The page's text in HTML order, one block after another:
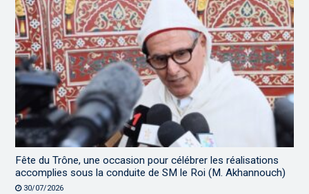
Fête du Trône, une occasion pour célébrer les réalisations
accomplies sous la conduite de SM le Roi (M. Akhannouch)
30/07/2026